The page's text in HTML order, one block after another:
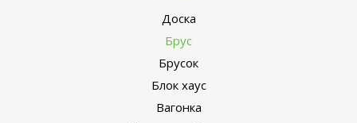
Доска
Брус
Брусок
Блок хаус
Вагонка